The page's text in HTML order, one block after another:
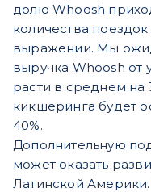
долю Whoosh
количества
выражении. Мы
выручка Whoosh от
расти в среднем на
кикшеринга будет
40%.
Дополнительную
может оказать
Латинской